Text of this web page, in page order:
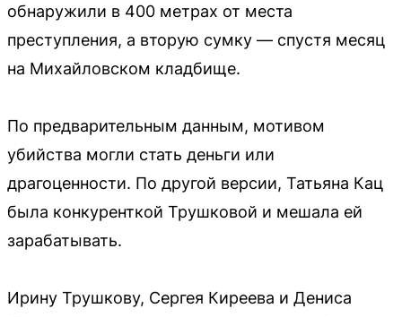
обнаружили в 400 метрах от места
преступления, а вторую сумку — спустя месяц
на Михайловском кладбище.
По предварительным данным, мотивом
убийства могли стать деньги или
драгоценности. По другой версии, Татьяна Кац
была конкуренткой Трушковой и мешала ей
зарабатывать.
Ирину Трушкову, Сергея Киреева и Дениса